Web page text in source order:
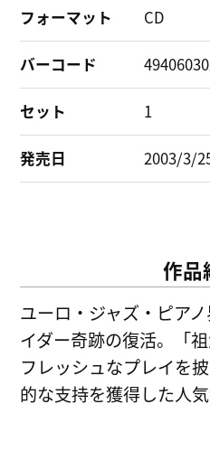
フォーマット CD
バーコード
セット 1
発売日 2003/3/
作品
ユーロ・ジャズ・ピア
イダー奇跡の復活。「
フレッシュなプレイを
的な支持を獲得した人